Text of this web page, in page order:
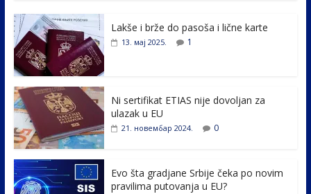
e
b
o
o
k
itt
er e
er ar
e
Lakše i brže do pasoša i lične karte
13. мај 2025. 1
Ni sertifikat ETIAS nije dovoljan za
ulazak u EU
21. новембар 2024. 0
Evo šta gradjane Srbije čeka po novim
pravilima putovanja u EU?